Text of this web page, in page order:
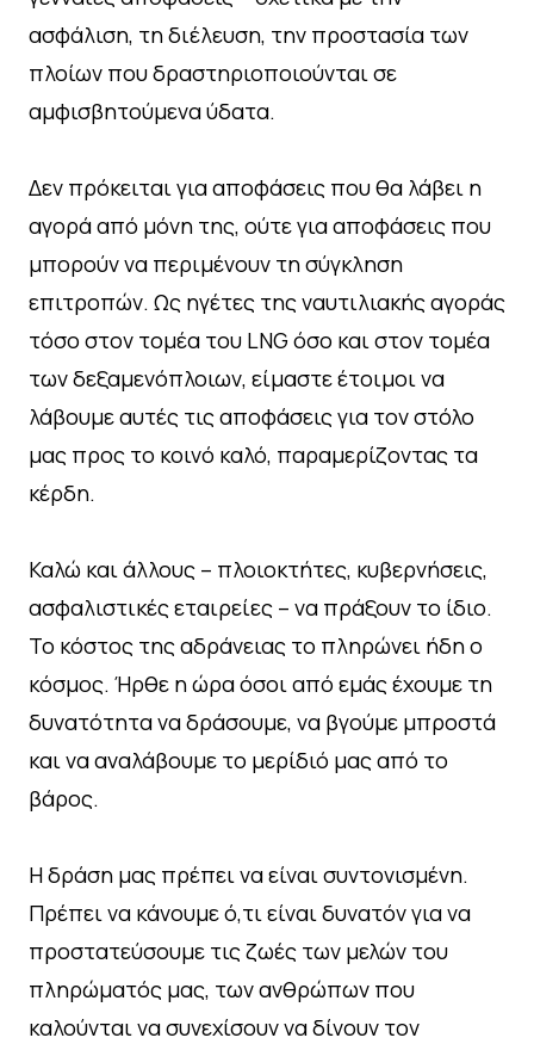
ασφάλιση, τη διέλευση, την προστασία των
πλοίων που δραστηριοποιούνται σε
αμφισβητούμενα ύδατα.
Δεν πρόκειται για αποφάσεις που θα λάβει η
αγορά από μόνη της, ούτε για αποφάσεις που
μπορούν να περιμένουν τη σύγκληση
επιτροπών. Ως ηγέτες της ναυτιλιακής αγοράς
τόσο στον τομέα του LNG όσο και στον τομέα
των δεξαμενόπλοιων, είμαστε έτοιμοι να
λάβουμε αυτές τις αποφάσεις για τον στόλο
μας προς το κοινό καλό, παραμερίζοντας τα
κέρδη.
Καλώ και άλλους – πλοιοκτήτες, κυβερνήσεις,
ασφαλιστικές εταιρείες – να πράξουν το ίδιο.
Το κόστος της αδράνειας το πληρώνει ήδη ο
κόσμος. Ήρθε η ώρα όσοι από εμάς έχουμε τη
δυνατότητα να δράσουμε, να βγούμε μπροστά
και να αναλάβουμε το μερίδιό μας από το
βάρος.
Η δράση μας πρέπει να είναι συντονισμένη.
Πρέπει να κάνουμε ό,τι είναι δυνατόν για να
προστατεύσουμε τις ζωές των μελών του
πληρώματός μας, των ανθρώπων που
καλούνται να συνεχίσουν να δίνουν τον